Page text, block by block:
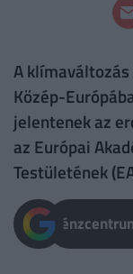
A
Közép-
jelentenek az
az Európai
Testületének